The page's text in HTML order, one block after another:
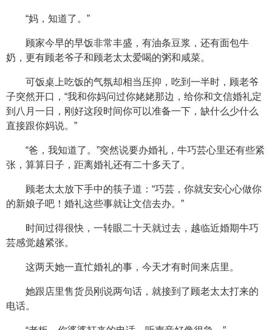
“妈，知道了。”
顾家今早的早饭非常丰盛，有油条豆浆，还有面包牛
奶，更有顾老爷子和顾老太太爱喝的粥和咸菜。
可饭桌上吃饭的气氛却相当压抑，吃到一半时，顾老爷
子突然开口，“我和你妈问过你姥姥那边，给你和文信婚礼定
到八月一日，刚好这段时间你可以准备一下，缺什么少什么
直接跟你妈说。”
“爸，我知道了。”突然说要办婚礼，牛巧芸心里还有些紧
张，算算日子，距离婚礼还有二十多天了。
顾老太太放下手中的筷子道：“巧芸，你就安安心心做你
的新娘子吧！婚礼这些事就让文信去办。”
时间过得很快，一转眼二十天就过去，越临近婚期牛巧
芸感觉越紧张。
这两天她一直忙婚礼的事，今天才有时间来店里。
她跟店里售货员刚说两句话，就接到了顾老太太打来的
电话。